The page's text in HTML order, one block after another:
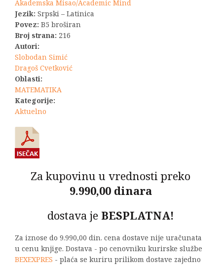
1.650,00 RSD.
Akademska Misao/Academic Mind
Jezik: Srpski – Latinica
Povez: B5 broširan
Broj strana: 216
Autori:
Slobodan Simić
Dragoš Cvetković
Oblasti:
MATEMATIKA
Kategorije:
Aktuelno
Za kupovinu u vrednosti preko
9.990,00 dinara
dostava je BESPLATNA!
Za iznose do 9.990,00 din. cena dostave nije uračunata
u cenu knjige. Dostava - po cenovniku kurirske službe
BEXEXPRES - plaća se kuriru prilikom dostave zajedno